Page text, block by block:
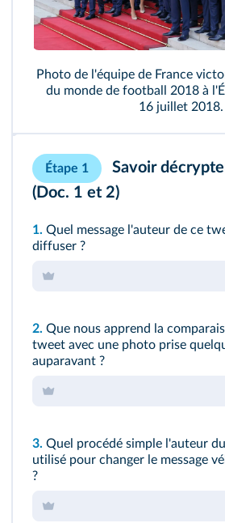
Photo de l'équipe de France
du monde de football 2018 à
16 juillet 2018.
Étape 1
Savoir
(Doc. 1 et 2)
1. Quel message l'auteur de ce
diffuser ?
2. Que nous apprend la
tweet avec une photo prise
auparavant ?
3. Quel procédé simple l'auteur
utilisé pour changer le message
?